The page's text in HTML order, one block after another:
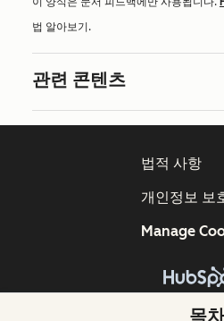
법 알아보기.
관련 콘텐츠
목차
Copyright © 2026
법적 사항
개인정보 보
Manage